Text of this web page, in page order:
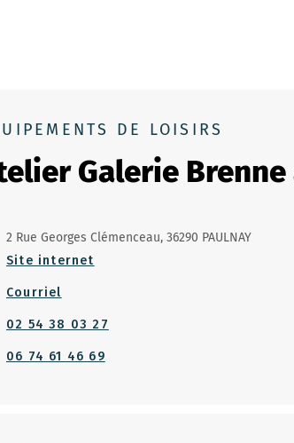
DE LOISIRS
Galerie Brenne
2 Rue Georges Clémenceau, 36290 PAULNAY
Site internet
Courriel
02 54 38 03 27
06 74 61 46 69